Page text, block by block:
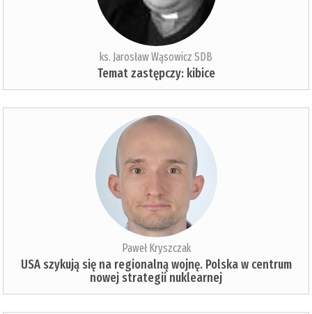
ks. Jarosław Wąsowicz SDB
Temat zastępczy: kibice
Paweł Kryszczak
USA szykują się na regionalną wojnę. Polska w centrum
nowej strategii nuklearnej